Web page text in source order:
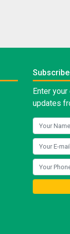
Enter
updates